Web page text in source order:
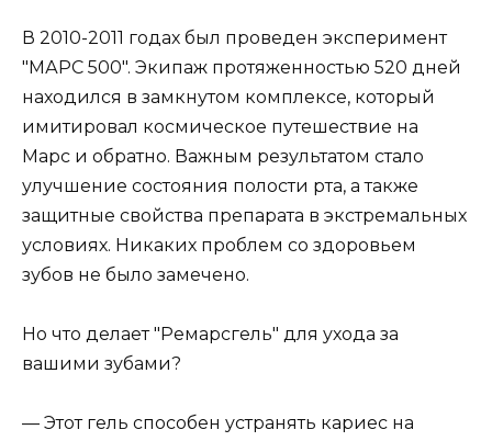
В 2010-2011 годах был проведен эксперимент
"МАРС 500". Экипаж протяженностью 520 дней
находился в замкнутом комплексе, который
имитировал космическое путешествие на
Марс и обратно. Важным результатом стало
улучшение состояния полости рта, а также
защитные свойства препарата в экстремальных
условиях. Никаких проблем со здоровьем
зубов не было замечено.
Но что делает "Ремарсгель" для ухода за
вашими зубами?
— Этот гель способен устранять кариес на